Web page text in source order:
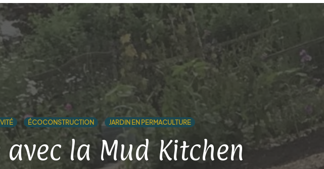
ÉCOCONSTRUCTION JARDIN EN PERMACULTURE
la Mud Kitchen